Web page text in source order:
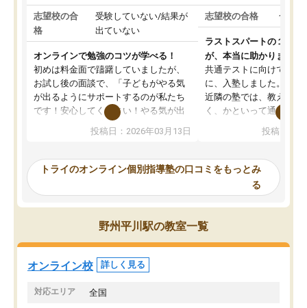
志望校の合
格
受験していない/結果が
出ていない
オンラインで勉強のコツが学べる！
初めは料金面で躊躇していましたが、
お試し後の面談で、「子どもがやる気
が出るようにサポートするのが私たち
です！安心してください！やる気が出
ないのは私たち講師の責任です」と言
ってくださり、確かに！と考えて、思
ったんですが、学生の先生から学ぶこ
み、徐々に成績が上がったらいいなと
思っていました。何が今足りないのか
を的確に指導いただき、子どももびっ
くりするほど楽しんでやる気を持って
塾を受けています。狙い通り、少しず
つ成績も上がり、苦手意識も無くなっ
てきたので、さらに苦手な数学も追加
でお願いしました。来年の高校受験に
投稿日：2026年03月13日
志望校の合格 合格
ラストスパートの１か月
が、本当に助かりました
共通テストに向けての追
に、入塾しました。田舎
近隣の塾では、教えても
く、かといって通うには
可能なので本当に助か
らないところをピンポイ
頂いて、とてもわかり
していました。一生を
スト、多少お金がかかっ
思い切って入塾してよか
投稿日：
トライのオンライン個別指導塾の口コミをもっとみ
る
野州平川駅の教室一覧
オンライン校 詳しく見る
対応エリア 全国